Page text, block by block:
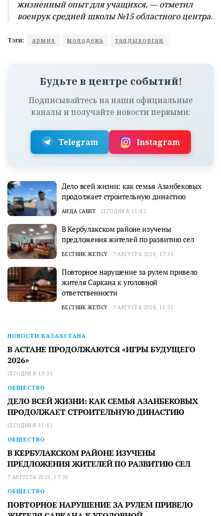
жизненный опыт для учащихся, — отметил
военрук средней школы №15 областного центра.
Тэги: армия молодежь талдыкорган
Будьте в центре событий!
Подписывайтесь на наши официальные
каналы и получайте новости первыми:
Telegram Instagram
Дело всей жизни: как семья Азанбековых
продолжает строительную династию
АИДА САБИТ СЕГОДНЯ В 11:42
В Кербулакском районе изучены
предложения жителей по развитию сел
ВЕСТНИК ЖЕТІСУ 7 АВГУСТА 2026, 17:36
Повторное нарушение за рулем привело
жителя Саркана к уголовной
ответственности
ВЕСТНИК ЖЕТІСУ 7 АВГУСТА 2026, 16:51
НОВОСТИ КАЗАХСТАНА
В АСТАНЕ ПРОДОЛЖАЮТСЯ «ИГРЫ БУДУЩЕГО
2026»
СЕГОДНЯ В 13:35
ОБЩЕСТВО
ДЕЛО ВСЕЙ ЖИЗНИ: КАК СЕМЬЯ АЗАНБЕКОВЫХ
ПРОДОЛЖАЕТ СТРОИТЕЛЬНУЮ ДИНАСТИЮ
СЕГОДНЯ В 11:42
ОБЩЕСТВО
В КЕРБУЛАКСКОМ РАЙОНЕ ИЗУЧЕНЫ
ПРЕДЛОЖЕНИЯ ЖИТЕЛЕЙ ПО РАЗВИТИЮ СЕЛ
7 АВГУСТА 2026, 17:36
ОБЩЕСТВО
ПОВТОРНОЕ НАРУШЕНИЕ ЗА РУЛЕМ ПРИВЕЛО